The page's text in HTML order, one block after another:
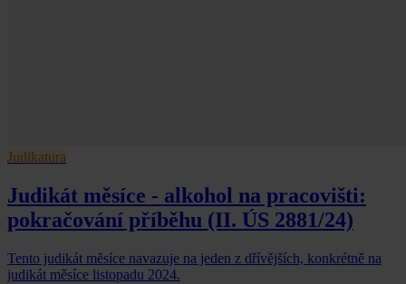
Judikatura
Judikát měsíce - alkohol na pracovišti:
pokračování příběhu (II. ÚS 2881/24)
Tento judikát měsíce navazuje na jeden z dřívějších, konkrétně na
judikát měsíce listopadu 2024.